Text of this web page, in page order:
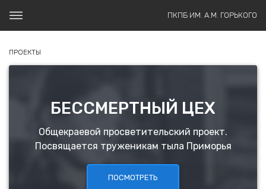
ПКПБ ИМ. А.М. ГОРЬКОГО
ПРОЕКТЫ
БЕССМЕРТНЫЙ ЦЕХ
Общекраевой просветительский проект.
Посвящается труженикам тыла Приморья
ПОСМОТРЕТЬ